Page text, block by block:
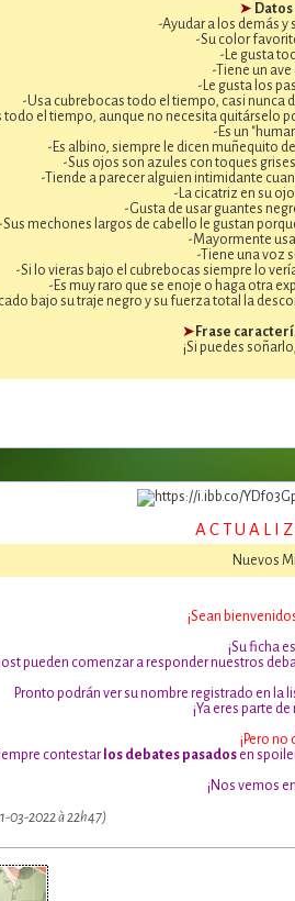
➤
-Ayudar a los demás
-Su color
-Le gusta
-Tiene un
-Le gusta los
-Usa cubrebocas todo el tiempo, casi nunca
el tiempo, aunque no necesita quitárselo
-Es un
-Es albino, siempre le dicen muñequito
-Sus ojos son azules con toques
-Tiende a parecer alguien intimidante
-La cicatriz en su
-Gusta de usar guantes
-Sus mechones largos de cabello le gustan
-Mayormente
-Tiene una voz
-Si lo vieras bajo el cubrebocas siempre lo
-Es muy raro que se enoje o haga otra
bajo su traje negro y su fuerza total la
➤ Frase
¡Si puedes
A C T U A L I
Nuevos
¡Sean
¡Su ficha
pueden comenzar a responder nuestros
Pronto podrán ver su nombre registrado en la
¡Ya eres parte
¡Pero no
contestar los debates pasadosen
¡Nos vemos
03-2022 à 22h47)